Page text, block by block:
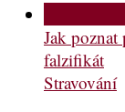
Jak
falzifikát
Stravování